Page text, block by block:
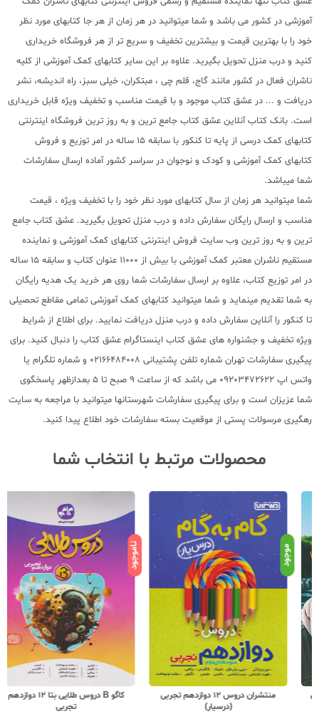
آموزشی در کشور می باشد و شما میتوانید در هر زمان از هر جا کتابهای مورد نظر
خود را با بهترین قیمت و بیشترین تخفیف و سریع تر از هر فروشگاه خریداری
کنید و درب منزل تحویل بگیرید. علاوه بر این سایر کتابهای کمک آموزشی از کلیه
ناشران فعال در کشور مانند گاج، قلم چی ، مبتکران، خیلی سبز، راه اندیشه، نشر
دریافت و ... در عشق کتاب موجود و با قیمت مناسب و تخفیف ویژه قابل خریداری
است. بانک کتاب آنلاین عشق کتاب جامع ترین و به روز ترین فروشگاه اینترنتی
کتابهای کمک درسی از پایه تا کنکور با سابقه 15 ساله در امر توزیع و فروش
کتابهای کمک آموزشی و کودک و نوجوان در سراسر کشور آماده ارسال سفارشات
شما میباشد.
شما میتوانید هر زمان از سال کتابهای مورد نظر خود را با تخفیف ویژه ، قیمت
مناسب و ارسال رایگان سفارش داده و درب منزل تحویل بگیرید. عشق کتاب جامع
ترین و به روز ترین وب سایت فروش اینترنتی کتابهای کمک آموزشی و نماینده
مستقیم ناشران معتبر کمک آموزشی با بیش از 11000 عنوان کتاب و سابقه 15 ساله
در امر توزیع کتاب، علاوه بر ارسال سفارشات شما روی هر خرید یک هدیه رایگان
به شما تقدیم مینماید و شما میتوانید کتابهای کمک آموزشی تمامی مقاطع تحصیلی
تا کنکور را آنلاین سفارش داده و درب منزل دریافت نمایید. برای اطلاع از شرایط
ویژه تخفیف و جشنواره های عشق کتاب اینستاگرام عشق کتاب را دنبال کنید. برای
پیگیری سفارشات تهران شماره تلفن پشتیبانی 02166484008 و شماره تلگرام یا
واتس اپ 09203472622 می باشد که از ساعت 9 صبح تا 5 بعدازظهر پاسخگوی
شما عزیزان است و برای پیگیری سفارشات شهرستانها میتوانید با مراجعه به سایت
رهگیری مرسولات پستی از موقعیت بسته سفارشات خود اطلاع پیدا کنید.
محصولات مرتبط با انتخاب شما
موجود
منتشران دروس 12 دوازدهم تجربی
(درسیار)
کاگو B دروس طلایی بتا 12 دوازدهم
تجربی